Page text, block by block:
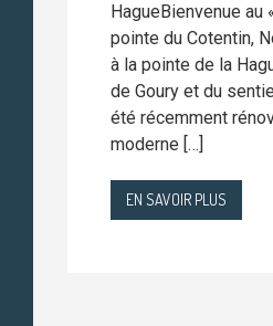
HagueBienvenue au
pointe du Cotentin,
à la pointe de la
de Goury et du
été récemment
moderne […]
EN SAVOIR PLUS